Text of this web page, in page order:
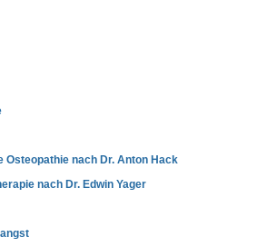
Osteopathie nach Dr. Anton Hack
nach Dr. Edwin Yager